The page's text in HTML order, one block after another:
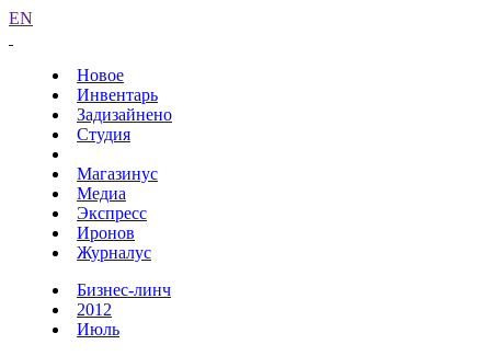
EN
Новое
Инвентарь
Задизайнено
Студия
Магазинус
Медиа
Экспресс
Иронов
Журналус
Бизнес-линч
2012
Июль